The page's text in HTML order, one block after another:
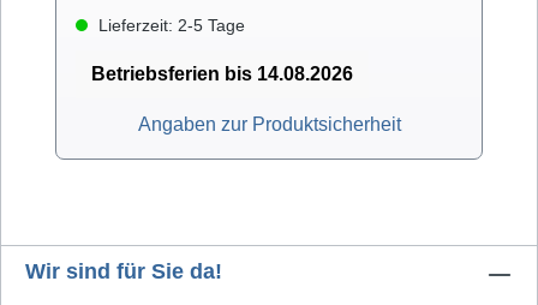
montierten Bananenstecker oder über die
Lieferzeit: 2-5 Tage
Betriebsferien bis 14.08.2026
Angaben zur Produktsicherheit
Wir sind für Sie da!